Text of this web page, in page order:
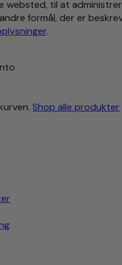
websted, til at
formål, der er
.
Shop alle produkter